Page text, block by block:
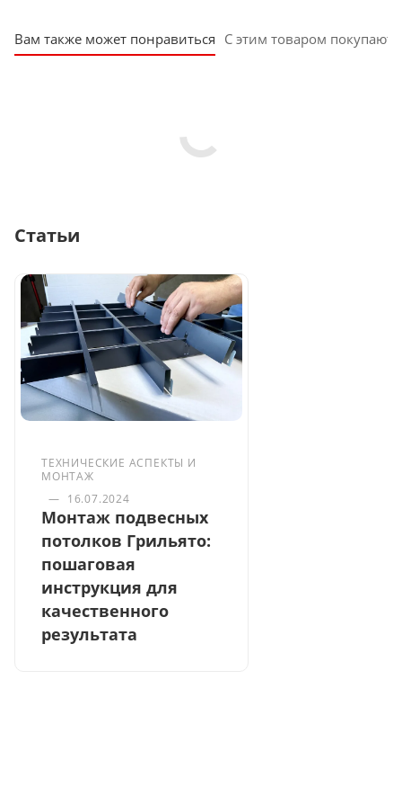
Вам также может понравиться С этим товаром покупают
Статьи
ТЕХНИЧЕСКИЕ АСПЕКТЫ И
МОНТАЖ
— 16.07.2024
Монтаж подвесных
потолков Грильято:
пошаговая
инструкция для
качественного
результата